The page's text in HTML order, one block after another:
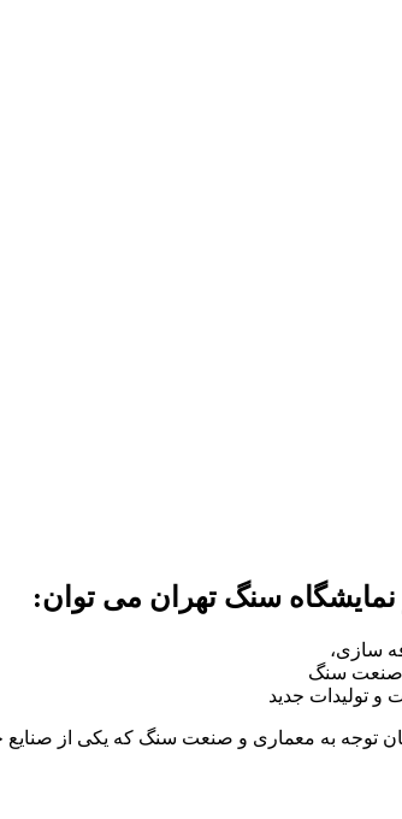
سنگ تهران می توان:
سازی،
صنعت سنگ
و تولیدات جدید
توجه به معماری و صنعت سنگ که یکی از صنایع